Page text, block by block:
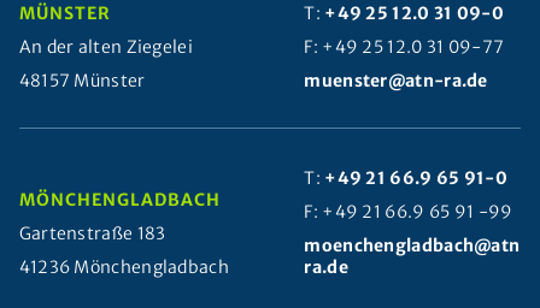
MÜNSTER
An der alten Ziegelei
48157 Münster
T: +49 25 12.0 31 09-0
F: +49 25 12.0 31 09-77
muenster@atn-ra.de
MÖNCHENGLADBACH
Gartenstraße 183
41236 Mönchengladbach
T: +49 21 66.9 65 91-0
F: +49 21 66.9 65 91 -99
moenchengladbach@atn-
ra.de